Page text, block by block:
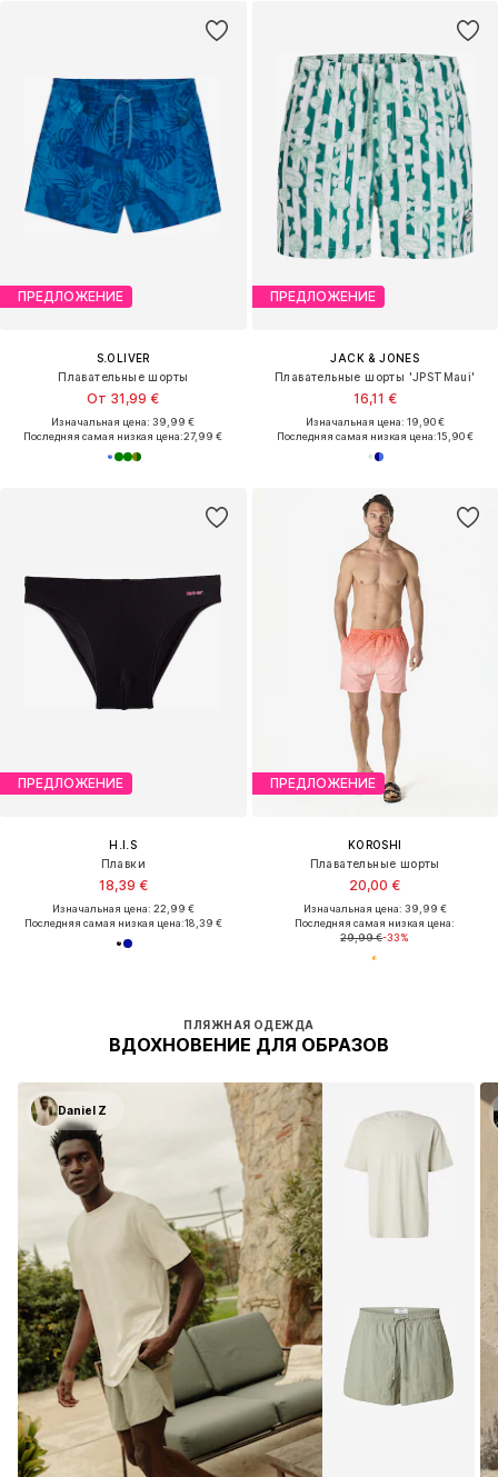
ПРЕДЛОЖЕНИЕ
S.OLIVER
Плавательные шорты
От 31,99 €
Изначальная цена: 39,99 €
Последняя самая низкая цена:27,99 €
ПРЕДЛОЖЕНИЕ
JACK & JONES
Плавательные шорты 'JPSTMaui'
16,11 €
Изначальная цена: 19,90 €
Последняя самая низкая цена:15,90 €
ПРЕДЛОЖЕНИЕ
H.I.S
Плавки
18,39 €
Изначальная цена: 22,99 €
Последняя самая низкая цена:18,39 €
ПРЕДЛОЖЕНИЕ
KOROSHI
Плавательные шорты
20,00 €
Изначальная цена: 39,99 €
Последняя самая низкая цена:
29,99 €-33%
ПЛЯЖНАЯ ОДЕЖДА
ВДОХНОВЕНИЕ ДЛЯ ОБРАЗОВ
Daniel Z